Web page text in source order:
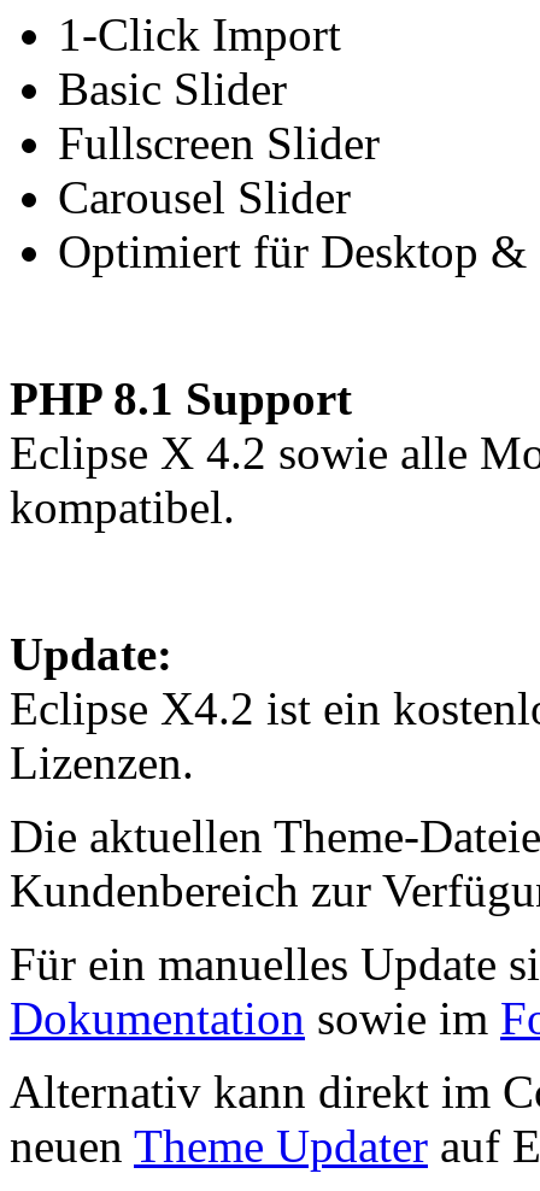
1-Click Import
Basic Slider
Fullscreen Slider
Carousel Slider
Optimiert für Desktop
PHP 8.1 Support
Eclipse X 4.2 sowie alle
kompatibel.
Update:
Eclipse X4.2 ist ein
Lizenzen.
Die aktuellen Theme-
Kundenbereich zur
Für ein manuelles Update
Dokumentation sowie im
Alternativ kann direkt im
neuen Theme Updater auf